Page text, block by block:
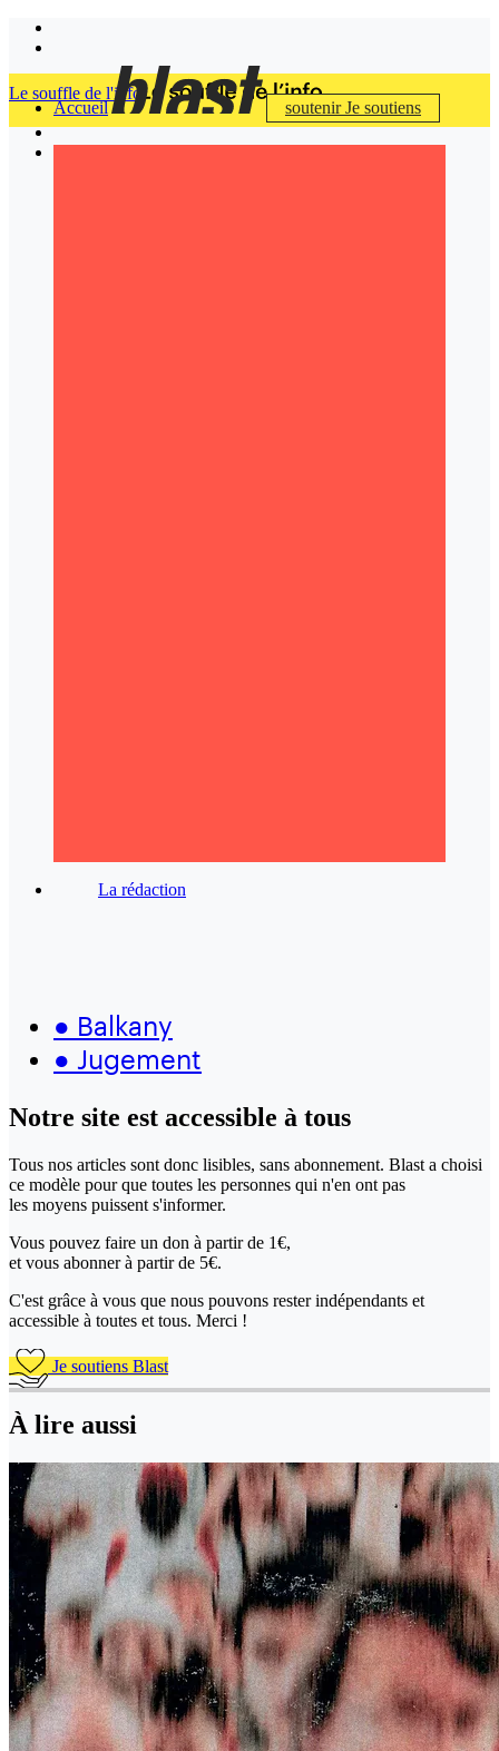
Accueil soutenirJe soutiens
Le souffle de l'info
La rédaction
● Balkany
● Jugement
Notre site est accessible à tous
Tous nos articles sont donc lisibles, sans abonnement. Blast a choisi
ce modèle pour que toutes les personnes qui n'en ont pas
les moyens puissent s'informer.
Vous pouvez faire un don à partir de 1€,
et vous abonner à partir de 5€.
C'est grâce à vous que nous pouvons rester indépendants et
accessible à toutes et tous. Merci !
Je soutiens Blast
À lire aussi